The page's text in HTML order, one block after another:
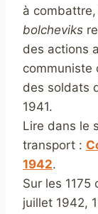
à
bolcheviks
des actions
communiste
des soldats
1941.
Lire dans le
transport :
1942.
Sur les
juillet 1942,